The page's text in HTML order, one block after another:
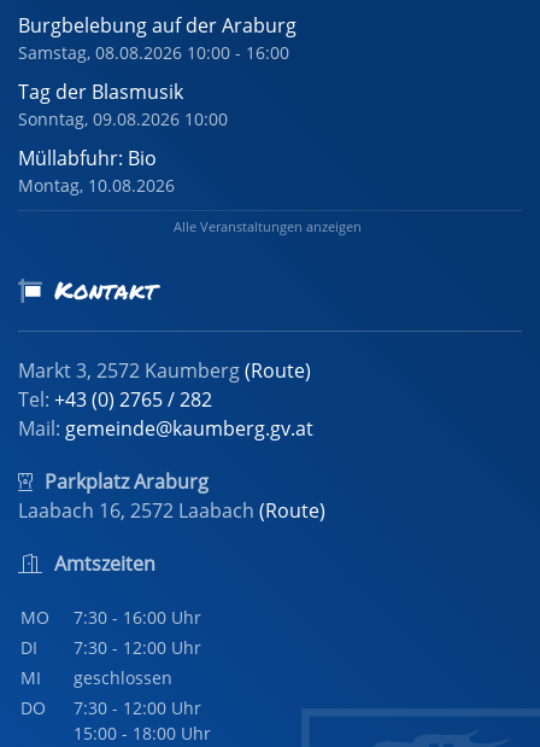
Burgbelebung auf der Araburg
Samstag, 08.08.2026 10:00 - 16:00
Tag der Blasmusik
Sonntag, 09.08.2026 10:00
Müllabfuhr: Bio
Montag, 10.08.2026
Alle Veranstaltungen anzeigen
Kontakt
Markt 3, 2572 Kaumberg(Route)
Tel: +43 (0) 2765 / 282
Mail: gemeinde@kaumberg.gv.at
Parkplatz Araburg
Laabach 16, 2572 Laabach (Route)
Amtszeiten
MO
7:30 - 16:00 Uhr
DI
7:30 - 12:00 Uhr
MI
geschlossen
DO
7:30 - 12:00 Uhr
15:00 - 18:00 Uhr